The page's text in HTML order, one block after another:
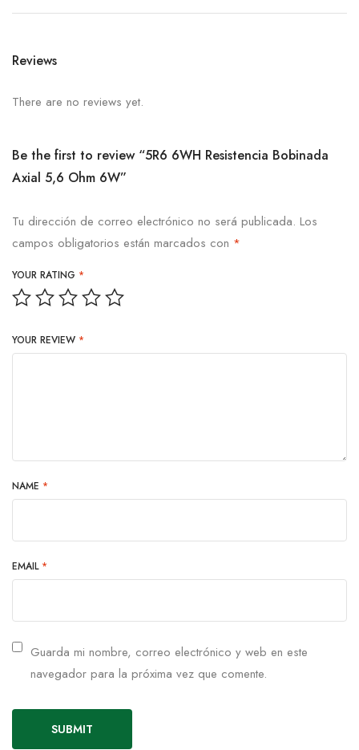
Reviews
There are no reviews yet.
Be the first to review “5R6 6WH Resistencia Bobinada
Axial 5,6 Ohm 6W”
Tu dirección de correo electrónico no será publicada. Los
campos obligatorios están marcados con *
YOUR RATING *
YOUR REVIEW *
NAME *
EMAIL *
Guarda mi nombre, correo electrónico y web en este
navegador para la próxima vez que comente.